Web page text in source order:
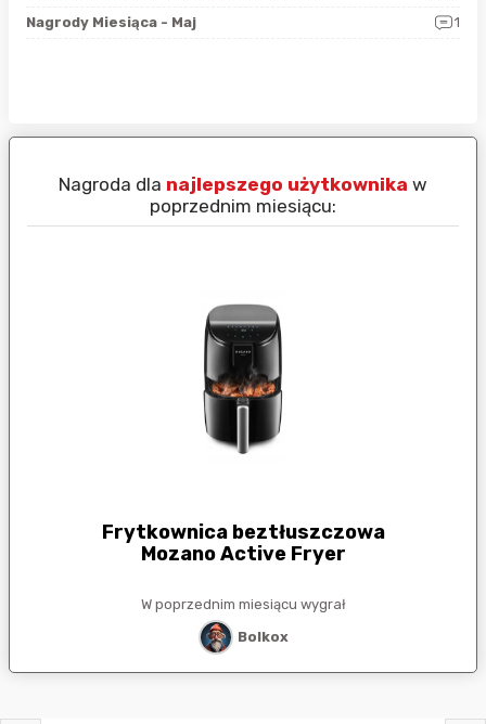
Nagrody Miesiąca - Maj
1
Nagroda dla najlepszego użytkownika w
poprzednim miesiącu:
Frytkownica beztłuszczowa
Mozano Active Fryer
W poprzednim miesiącu wygrał
Bolkox